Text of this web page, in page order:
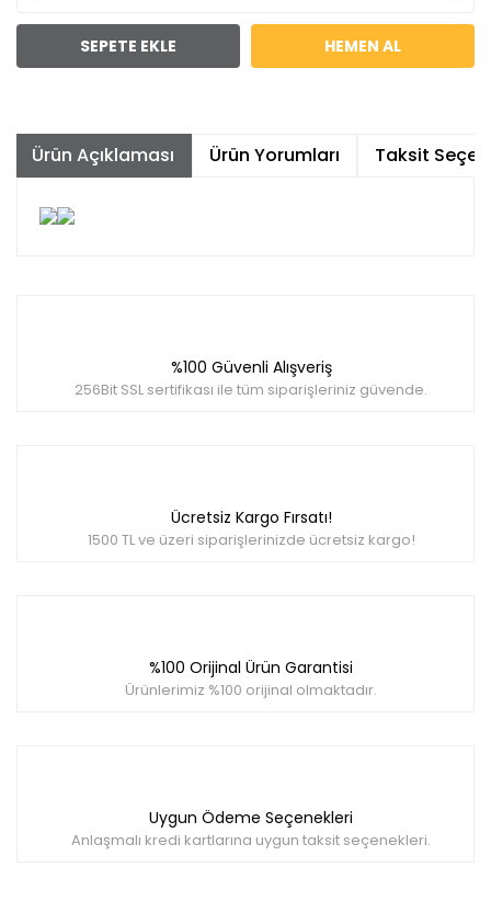
SEPETE EKLE HEMEN AL
Ürün Açıklaması Ürün Yorumları Taksit
Yorum Yaz
Ürün resmi kalitesiz, bozuk veya görüntülenemiyor.
Bu ürüne benzer farklı alternatifler olmalı.
%100 Güvenli Alışveriş
256Bit SSL sertifikası ile tüm siparişleriniz güvende.
Ücretsiz Kargo Fırsatı!
1500 TL ve üzeri siparişlerinizde ücretsiz kargo!
%100 Orijinal Ürün Garantisi
Ürünlerimiz %100 orijinal olmaktadır.
Uygun Ödeme Seçenekleri
Anlaşmalı kredi kartlarına uygun taksit seçenekleri.